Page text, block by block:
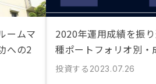
ームマ
への2
2020年運用成績を振
種ポートフォリオ別・
投資する 2023.07.26